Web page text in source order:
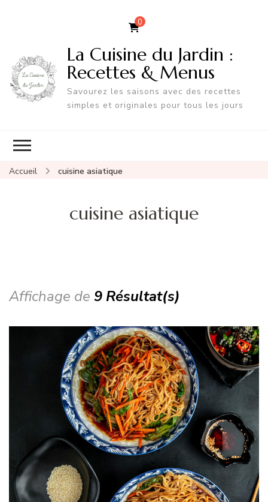
0
La Cuisine du Jardin :
Recettes & Menus
Savourez les saisons avec des recettes
simples et originales pour tous les jours
Accueil cuisine asiatique
cuisine asiatique
Affichage de 9 Résultat(s)